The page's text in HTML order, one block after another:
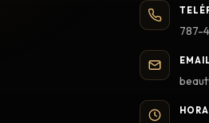
787-
EMAIL